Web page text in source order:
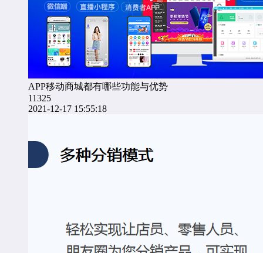
APP移动商城都有哪些功能与优势
11325
2021-12-17 15:55:18